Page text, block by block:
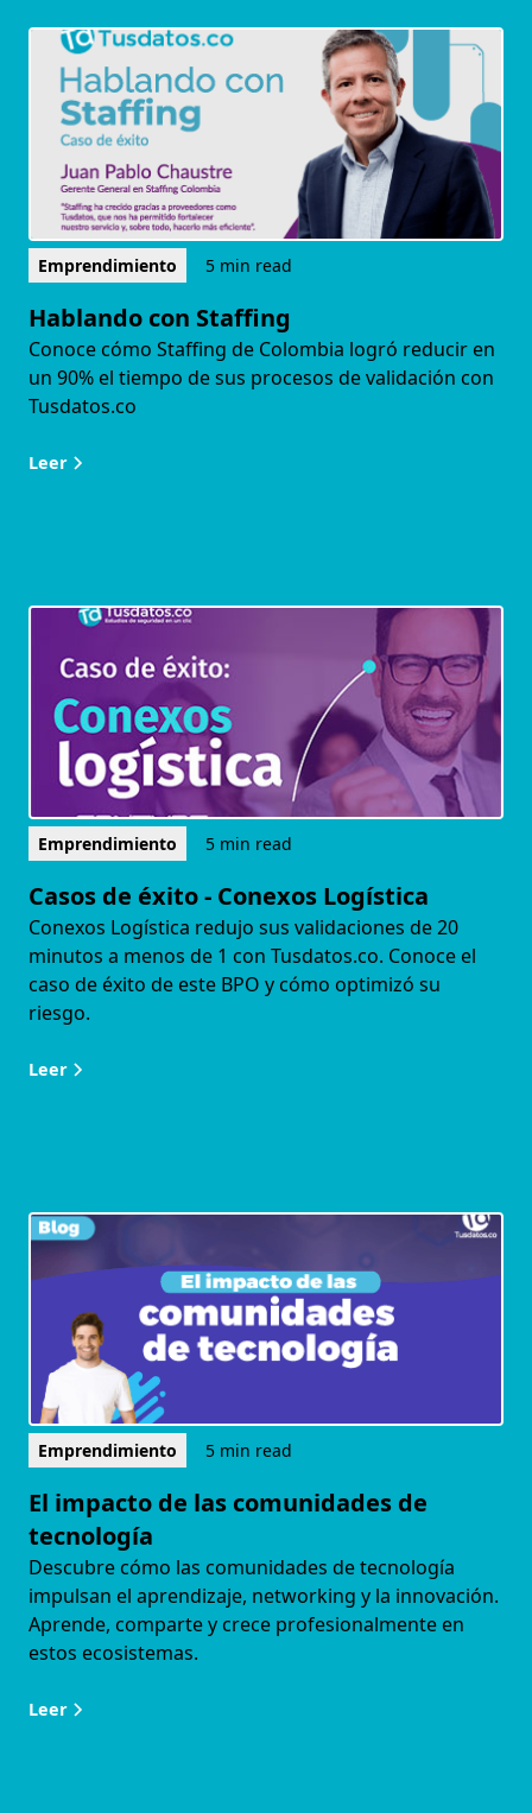
Emprendimiento 5 min read
Hablando con Staffing
Conoce cómo Staffing de Colombia logró reducir en
un 90% el tiempo de sus procesos de validación con
Tusdatos.co
Leer
Emprendimiento 5 min read
Casos de éxito - Conexos Logística
Conexos Logística redujo sus validaciones de 20
minutos a menos de 1 con Tusdatos.co. Conoce el
caso de éxito de este BPO y cómo optimizó su
riesgo.
Leer
Emprendimiento 5 min read
El impacto de las comunidades de
tecnología
Descubre cómo las comunidades de tecnología
impulsan el aprendizaje, networking y la innovación.
Aprende, comparte y crece profesionalmente en
estos ecosistemas.
Leer